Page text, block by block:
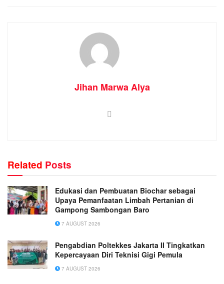
Jihan Marwa Alya
Related Posts
Edukasi dan Pembuatan Biochar sebagai
Upaya Pemanfaatan Limbah Pertanian di
Gampong Sambongan Baro
7 AUGUST 2026
Pengabdian Poltekkes Jakarta II Tingkatkan
Kepercayaan Diri Teknisi Gigi Pemula
7 AUGUST 2026